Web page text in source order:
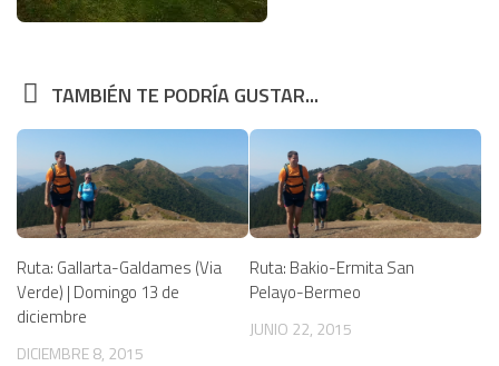
TAMBIÉN TE PODRÍA GUSTAR...
Ruta: Gallarta-Galdames (Via
Verde) | Domingo 13 de
diciembre
DICIEMBRE 8, 2015
Ruta: Bakio-Ermita San
Pelayo-Bermeo
JUNIO 22, 2015